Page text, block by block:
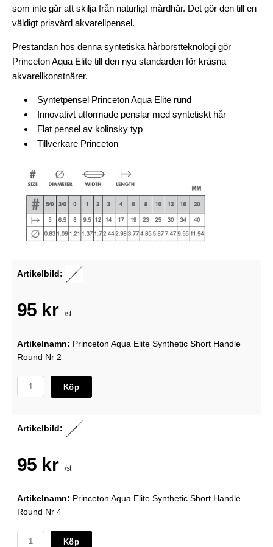
som inte går att skilja från naturligt mårdhår. Det gör den till en
väldigt prisvärd akvarellpensel.
Prestandan hos denna syntetiska hårborstteknologi gör
Princeton Aqua Elite till den nya standarden för kräsna
akvarellkonstnärer.
Syntetpensel Princeton Aqua Elite rund
Innovativt utformade penslar med syntetiskt hår
Flat pensel av kolinsky typ
Tillverkare Princeton
Artikelbild:
95 kr /st
Artikelnamn: Princeton Aqua Elite Synthetic Short Handle
Round Nr 2
Köp
Artikelbild:
95 kr /st
Artikelnamn: Princeton Aqua Elite Synthetic Short Handle
Round Nr 4
Köp